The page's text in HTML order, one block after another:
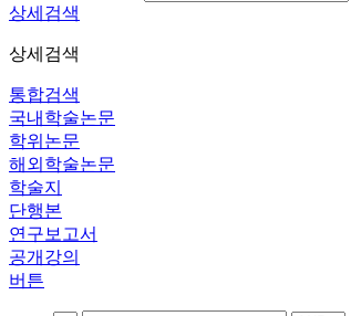
상세검색
상세검색
통합검색
국내학술논문
학위논문
해외학술논문
학술지
단행본
연구보고서
공개강의
버튼